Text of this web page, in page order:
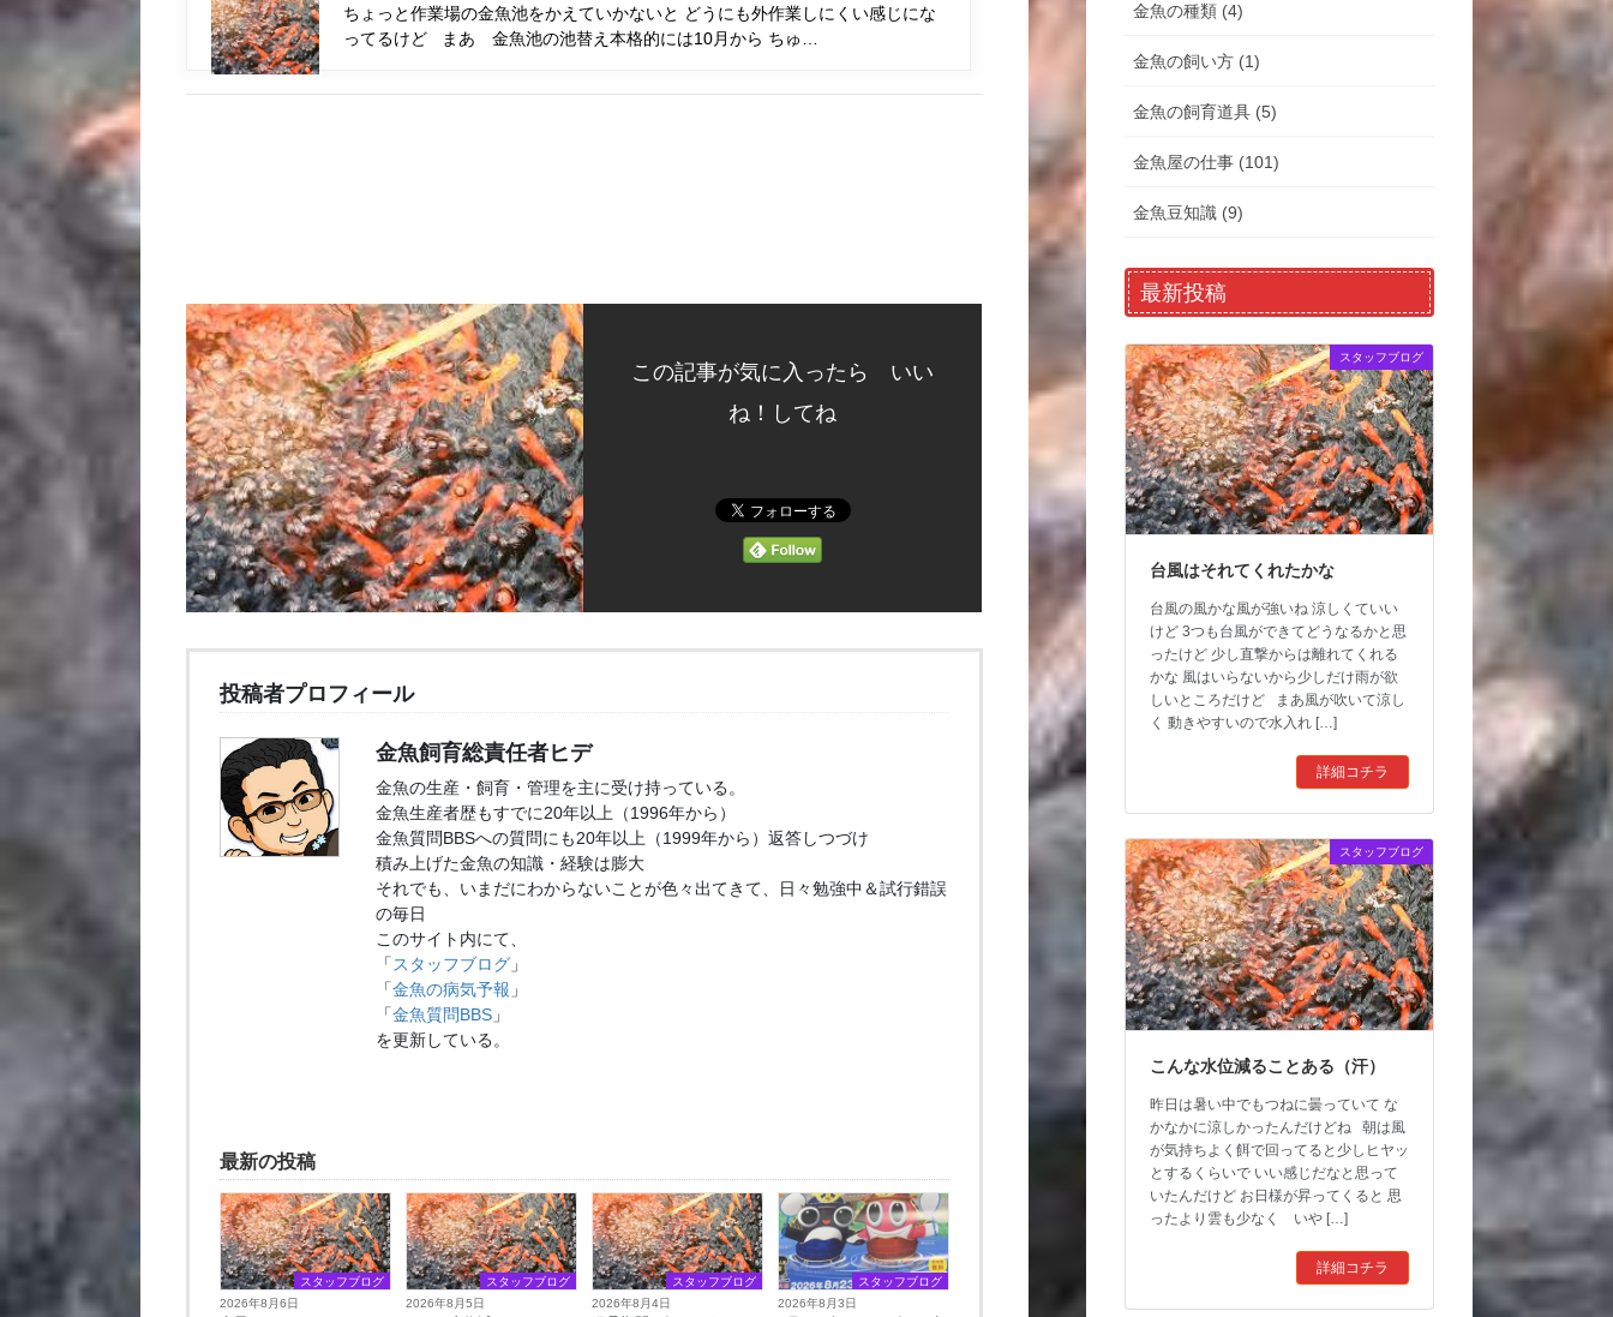
ちょっと作業場の金魚池をかえていかないと どうにも外作業しにくい感じにな
ってるけど まあ 金魚池の池替え本格的には10月から ちゅ…
この記事が気に入ったら いい
ね！してね
投稿者プロフィール
金魚飼育総責任者ヒデ
金魚の生産・飼育・管理を主に受け持っている。
金魚生産者歴もすでに20年以上（1996年から）
金魚質問BBSへの質問にも20年以上（1999年から）返答しつづけ
積み上げた金魚の知識・経験は膨大
それでも、いまだにわからないことが色々出てきて、日々勉強中＆試行錯誤
の毎日
このサイト内にて、
「スタッフブログ 」
「金魚の病気予報 」
「金魚質問BBS 」
を更新している。
最新の投稿
スタッフブログ
2026年8月6日
スタッフブログ
2026年8月5日
スタッフブログ
2026年8月4日
スタッフブログ
2026年8月3日
金魚の種類 (4)
金魚の飼い方 (1)
金魚の飼育道具 (5)
金魚屋の仕事 (101)
金魚豆知識 (9)
最新投稿
スタッフブログ
台風はそれてくれたかな
台風の風かな風が強いね 涼しくていい
けど 3つも台風ができてどうなるかと思
ったけど 少し直撃からは離れてくれる
かな 風はいらないから少しだけ雨が欲
しいところだけど まあ風が吹いて涼し
く 動きやすいので水入れ […]
詳細コチラ
スタッフブログ
こんな水位減ることある（汗）
昨日は暑い中でもつねに曇っていて な
かなかに涼しかったんだけどね 朝は風
が気持ちよく餌で回ってると少しヒヤッ
とするくらいで いい感じだなと思って
いたんだけど お日様が昇ってくると 思
ったより雲も少なく いや […]
詳細コチラ